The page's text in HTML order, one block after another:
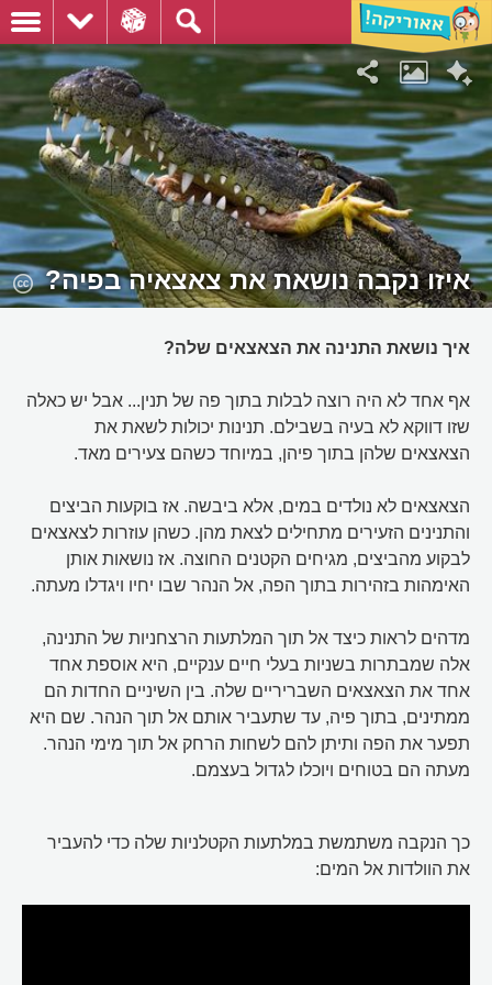
איזו נקבה נושאת את צאצאיה בפיה?
איך נושאת התנינה את הצאצאים שלה?
אף אחד לא היה רוצה לבלות בתוך פה של תנין... אבל יש כאלה
שזו דווקא לא בעיה בשבילם. תנינות יכולות לשאת את
הצאצאים שלהן בתוך פיהן, במיוחד כשהם צעירים מאד.
הצאצאים לא נולדים במים, אלא ביבשה. אז בוקעות הביצים
והתנינים הזעירים מתחילים לצאת מהן. כשהן עוזרות לצאצאים
לבקוע מהביצים, מגיחים הקטנים החוצה. אז נושאות אותן
האימהות בזהירות בתוך הפה, אל הנהר שבו יחיו ויגדלו מעתה.
מדהים לראות כיצד אל תוך המלתעות הרצחניות של התנינה,
אלה שמבתרות בשניות בעלי חיים ענקיים, היא אוספת אחד
אחד את הצאצאים השבריריים שלה. בין השיניים החדות הם
ממתינים, בתוך פיה, עד שתעביר אותם אל תוך הנהר. שם היא
תפער את הפה ותיתן להם לשחות הרחק אל תוך מימי הנהר.
מעתה הם בטוחים ויוכלו לגדול בעצמם.
כך הנקבה משתמשת במלתעות הקטלניות שלה כדי להעביר
את הוולדות אל המים: